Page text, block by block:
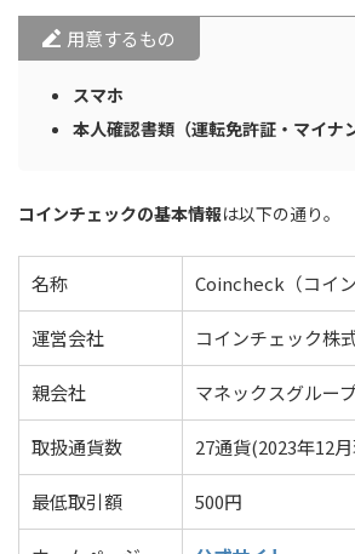
用意するもの
スマホ
本人確認書類（運転免許証・マイナ
コインチェックの基本情報は以下の通り。
名称 Coincheck（コイン
運営会社 コインチェック株
親会社 マネックスグルー
取扱通貨数 27通貨(2023年12
最低取引額 500円